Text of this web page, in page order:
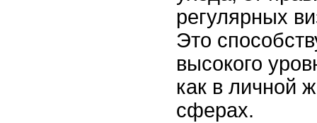
регулярных
Это
высокого
как в личной
сферах.